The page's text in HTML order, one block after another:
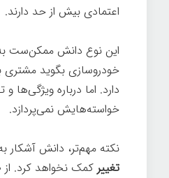
اعتمادی بیش از حد دارند.
این نوع دانش ممکن‌ست
خودروسازی بگوید مشتری
دارد. اما درباره ویژگی‌ها
خواسته‌هایش نمی‌پردازد.
نکته مهم‌تر، دانش
تغییر کمک نخواهد کرد. از